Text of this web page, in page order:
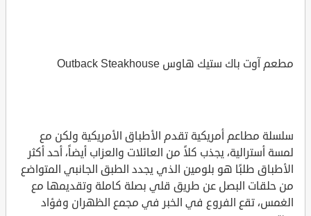
مطعم آوت باك ستيك هاوس Outback Steakhouse
سلسلة مطاعم أمريكية تقدم الأطباق الأمريكية ولكن مع
لمسة أسترالية، يجذب كلاً من العائلات والعزاب أيضاً، أحد أكثر
الأطباق طلبًا هو بلومين الذي يجدد الطبق الجانبي المتواضع
من حلقات البصل عن طريق قلي بصلة كاملة وتقديمها مع
الغمس، تقع الفروع في الخبر في مجمع الظهران وفؤاد